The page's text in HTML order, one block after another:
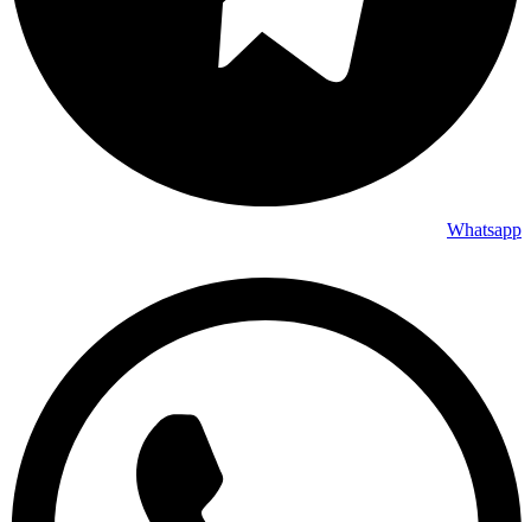
Whatsapp